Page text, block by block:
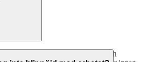
har både ansvarsförsäkring och